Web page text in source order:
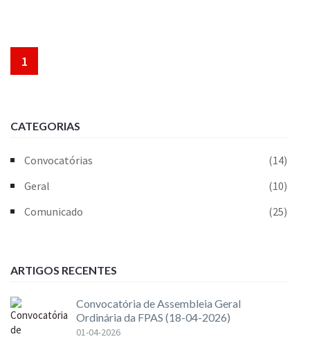
1
CATEGORIAS
Convocatórias
(14)
Geral
(10)
Comunicado
(25)
ARTIGOS RECENTES
Convocatória de Assembleia Geral
Ordinária da FPAS (18-04-2026)
01-04-2026